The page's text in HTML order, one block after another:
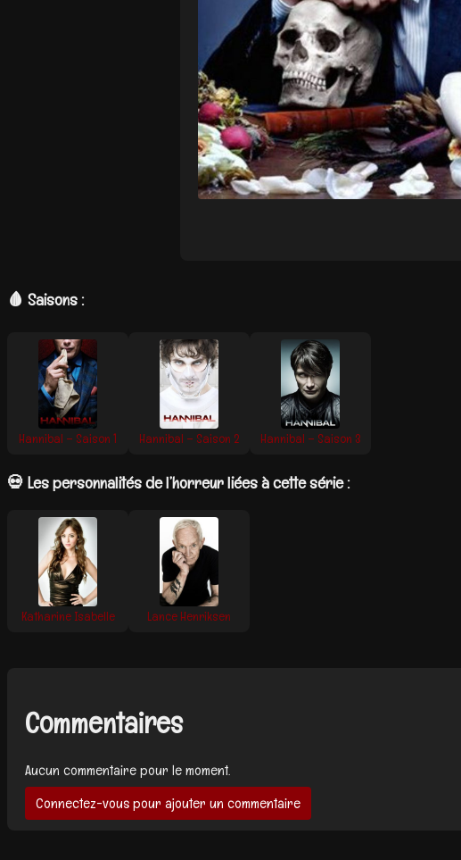
🩸 Saisons :
Hannibal – Saison 1 Hannibal – Saison 2 Hannibal – Saison 3
💀 Les personnalités de l’horreur liées à cette série :
Katharine Isabelle Lance Henriksen
Commentaires
Aucun commentaire pour le moment.
Connectez-vous pour ajouter un commentaire